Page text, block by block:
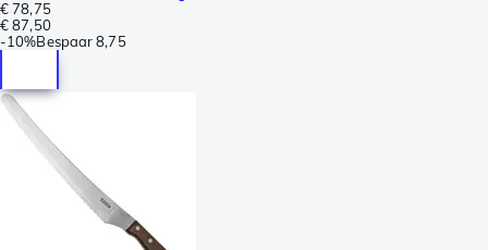
€ 78,75
€ 87,50
-10%Bespaar 8,75